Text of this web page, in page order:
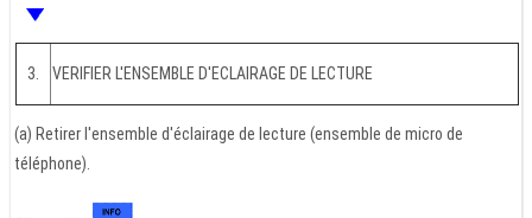
3. VERIFIER L'ENSEMBLE D'ECLAIRAGE DE LECTURE
(a) Retirer l'ensemble d'éclairage de lecture (ensemble de micro de
téléphone).